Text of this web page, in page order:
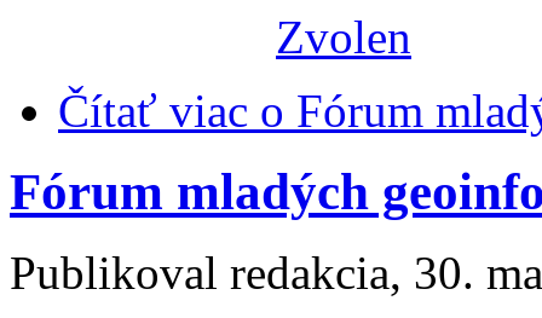
Zvolen
Čítať viac o Fórum
Fórum mladých
Publikoval redakcia, 30.